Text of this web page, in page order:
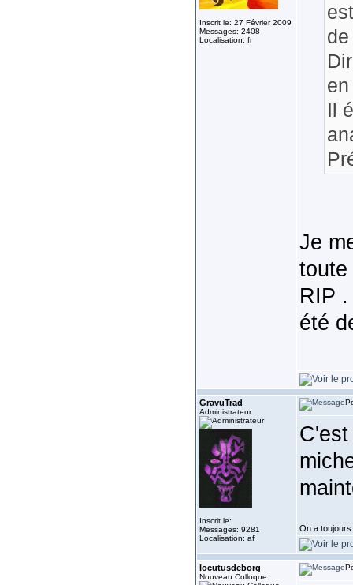
Inscrit le: 27 Février 2009
Messages: 2408
Localisation: fr
Il
Je
toute
RIP
été
GravuTrad
Administrateur
Inscrit le:
Messages: 9281
Localisation: af
On a
locutusdeborg
Nouveau Colloque